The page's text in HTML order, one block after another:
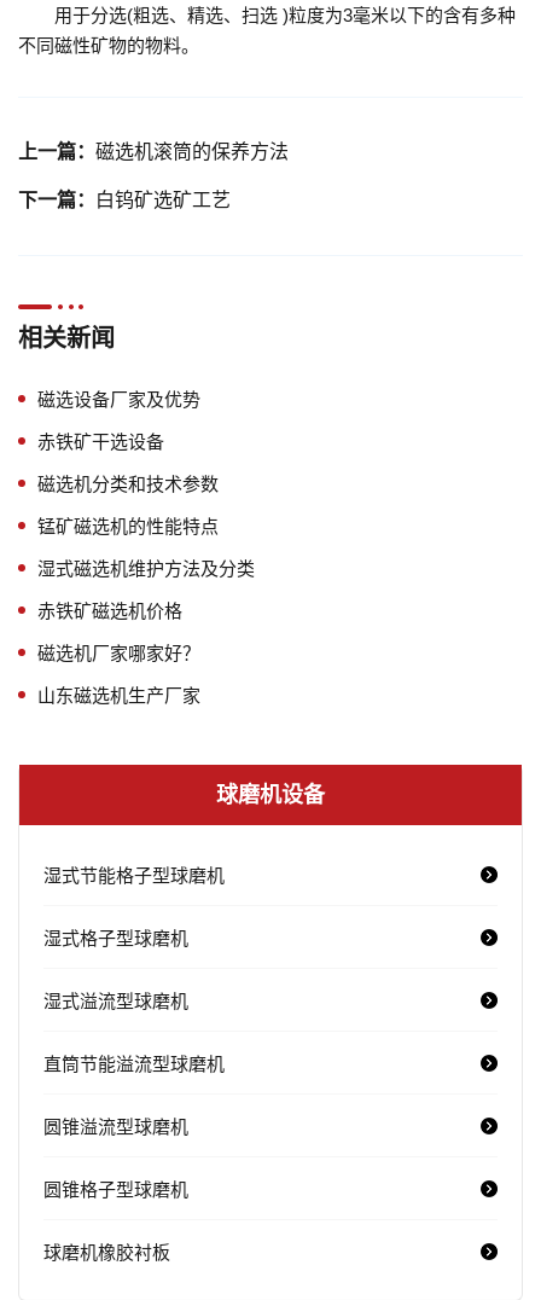
用于分选(粗选、精选、扫选 )粒度为3毫米以下的含有多种
不同磁性矿物的物料。
上一篇： 磁选机滚筒的保养方法
下一篇： 白钨矿选矿工艺
相关新闻
磁选设备厂家及优势
赤铁矿干选设备
磁选机分类和技术参数
锰矿磁选机的性能特点
湿式磁选机维护方法及分类
赤铁矿磁选机价格
磁选机厂家哪家好？
山东磁选机生产厂家
球磨机设备
湿式节能格子型球磨机
湿式格子型球磨机
湿式溢流型球磨机
直筒节能溢流型球磨机
圆锥溢流型球磨机
圆锥格子型球磨机
球磨机橡胶衬板